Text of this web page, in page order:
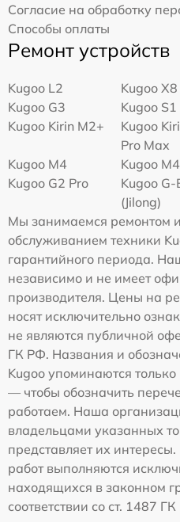
Согласие на обработку
Способы оплаты
Ремонт устройств
Kugoo L2
Kugoo X8
Kugoo G3
Kugoo S1
Kugoo Kirin M2+
Kugoo
Pro Max
Kugoo M4
Kugoo
Kugoo G2 Pro
Kugoo
(Jilong)
Мы занимаемся ремонтом
обслуживанием техники
гарантийного периода.
независимо и не имеет
производителя. Цены на
носят исключительно
не являются публичной
ГК РФ. Названия и
Kugoo упоминаются
— чтобы обозначить
работаем. Наша
владельцами указанных
представляет их
работ выполняются
находящихся в законном
соответствии со ст. 1487